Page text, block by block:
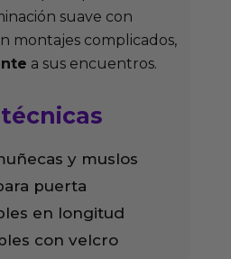
suave con
montajes complicados,
a sus encuentros.
técnicas
y muslos
puerta
en longitud
con velcro